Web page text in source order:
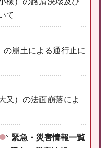
て
の崩土による通行止に
又）の法面崩落によ
緊急・災害情報一覧